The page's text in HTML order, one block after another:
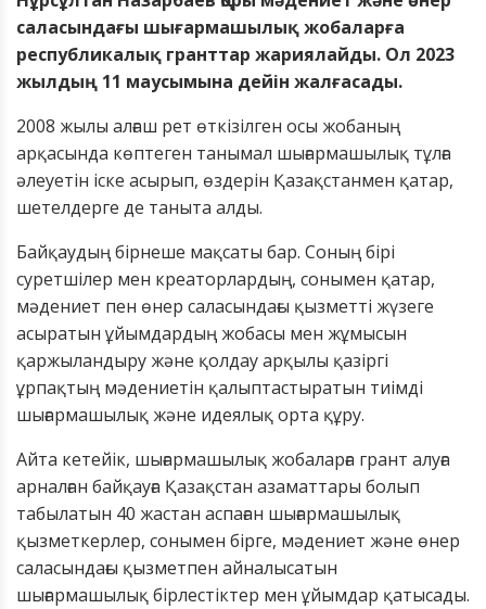
саласындағы шығармашылық жобаларға
республикалық гранттар жариялайды. Ол 2023
жылдың 11 маусымына дейін жалғасады.
2008 жылы алғаш рет өткізілген осы жобаның
арқасында көптеген танымал шығармашылық тұлға
әлеуетін іске асырып, өздерін Қазақстанмен қатар,
шетелдерге де таныта алды.
Байқаудың бірнеше мақсаты бар. Соның бірі
суретшілер мен креаторлардың, сонымен қатар,
мәдениет пен өнер саласындағы қызметті жүзеге
асыратын ұйымдардың жобасы мен жұмысын
қаржыландыру және қолдау арқылы қазіргі
ұрпақтың мәдениетін қалыптастыратын тиімді
шығармашылық және идеялық орта құру.
Айта кетейік, шығармашылық жобаларға грант алуға
арналған байқауға Қазақстан азаматтары болып
табылатын 40 жастан аспаған шығармашылық
қызметкерлер, сонымен бірге, мәдениет және өнер
саласындағы қызметпен айналысатын
шығармашылық бірлестіктер мен ұйымдар қатысады.